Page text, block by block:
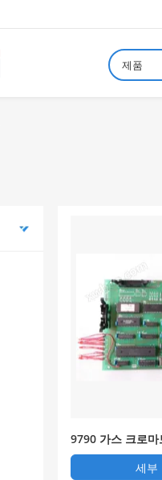
제품
9790 가스 크로
세부